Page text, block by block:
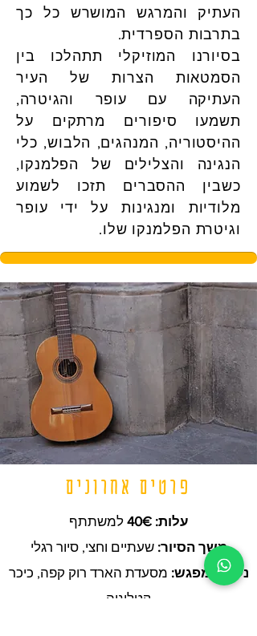
העתיק והמרגש המושרש כל כך
בתרבות הספרדית.
בסיורנו המוזיקלי תתהלכו בין
הסמטאות הצרות של העיר
העתיקה עם עופר והגיטרה,
תשמעו סיפורים מרתקים על
ההיסטוריה, המנהגים, הלבוש, כלי
הנגינה והצלילים של הפלמנקו,
כשבין ההסברים תזכו לשמוע
מלודיות ומנגינות על ידי עופר
וגיטרת הפלמנקו שלו.
פרטים אחרונים
עלות:40€ למשתתף
משך הסיור: שעתיים וחצי, סיור רגלי
נקודת מפגש: מסעדת הארד רוק קפה, כיכר
קטלוניה